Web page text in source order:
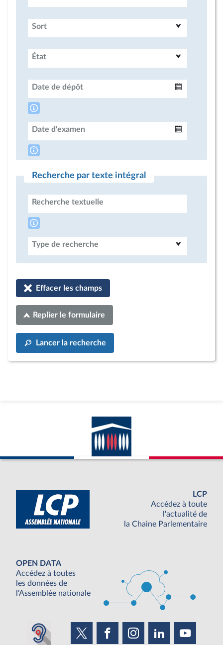
Sort
État
Date de dépôt
Date d'examen
Recherche par texte intégral
Recherche textuelle
Type de recherche
Effacer les champs
Replier le formulaire
Lancer la recherche
LCP
Accédez à toute
l'actualité de
la Chaine Parlementaire
OPEN DATA
Accédez à toutes
les données de
l'Assemblée nationale